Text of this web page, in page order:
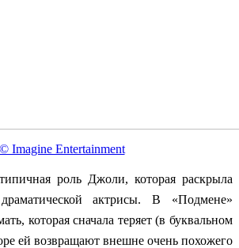
© Imagine Entertainment
роль Джоли, которая раскрыла
актрисы. В «Подмене»
которая сначала теряет (в буквальном
ей возвращают внешне очень похожего